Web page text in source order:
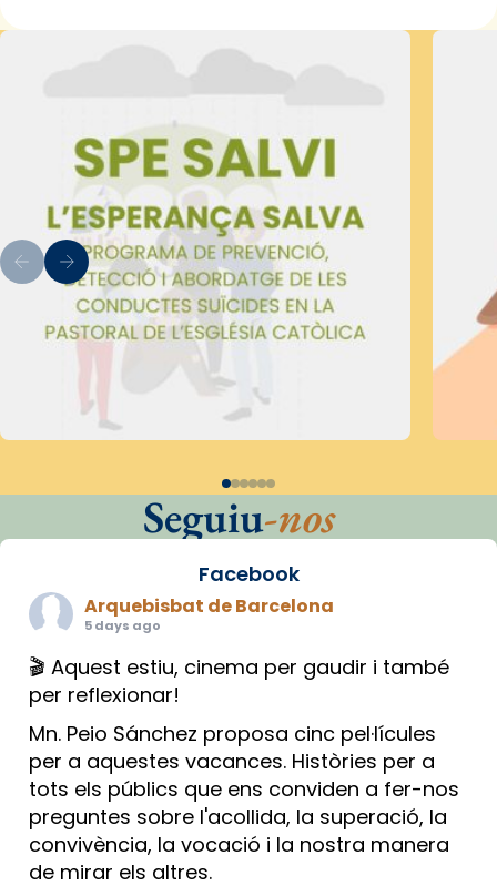
Seguiu-nos
Facebook
Arquebisbat de Barcelona
5 days ago
🎬 Aquest estiu, cinema per gaudir i també
per reflexionar!
Mn. Peio Sánchez proposa cinc pel·lícules
per a aquestes vacances. Històries per a
tots els públics que ens conviden a fer-nos
preguntes sobre l'acollida, la superació, la
convivència, la vocació i la nostra manera
de mirar els altres.